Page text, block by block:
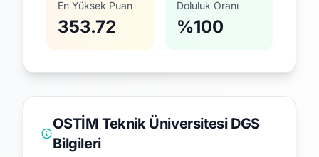
En Yüksek Puan
353.72
Doluluk Oranı
%100
OSTİM Teknik Üniversitesi DGS
Bilgileri